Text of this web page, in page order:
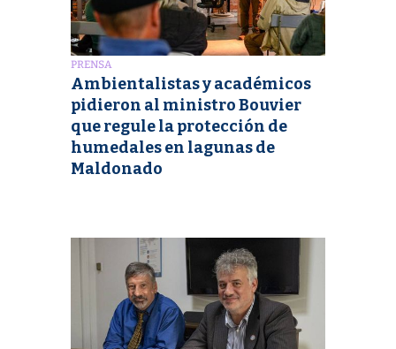
PRENSA
Ambientalistas y académicos
pidieron al ministro Bouvier
que regule la protección de
humedales en lagunas de
Maldonado